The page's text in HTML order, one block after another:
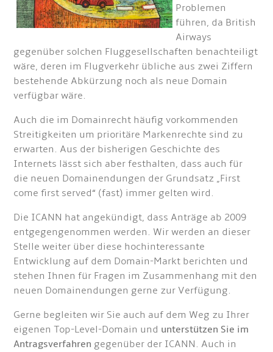
Problemen
führen, da British
Airways
gegenüber solchen Fluggesellschaften benachteiligt
wäre, deren im Flugverkehr übliche aus zwei Ziffern
bestehende Abkürzung noch als neue Domain
verfügbar wäre.
Auch die im Domainrecht häufig vorkommenden
Streitigkeiten um prioritäre Markenrechte sind zu
erwarten. Aus der bisherigen Geschichte des
Internets lässt sich aber festhalten, dass auch für
die neuen Domainendungen der Grundsatz „First
come first served“ (fast) immer gelten wird.
Die ICANN hat angekündigt, dass Anträge ab 2009
entgegengenommen werden. Wir werden an dieser
Stelle weiter über diese hochinteressante
Entwicklung auf dem Domain-Markt berichten und
stehen Ihnen für Fragen im Zusammenhang mit den
neuen Domainendungen gerne zur Verfügung.
Gerne begleiten wir Sie auch auf dem Weg zu Ihrer
eigenen Top-Level-Domain und unterstützen Sie im
Antragsverfahren gegenüber der ICANN. Auch in